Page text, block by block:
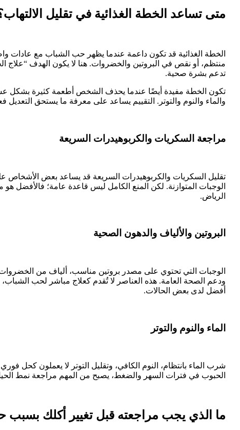
متى تساعد الخطة الغذائية في تقليل
الخطة الغذائية قد تكون داعمة عندما يظهر حب الشباب مع عادات
منتظم، أو نقص في البروتين والخضروات. هنا لا يكون الهدف “علاج
تدعم بشرة صحية.
تكون الخطة مفيدة أيضًا عندما يحذف الشخص أطعمة كثيرة بشكل
والماء والنوم والتوتر. التقييم يساعد على معرفة ما يستحق
مراجعة السكريات والكربوهيدرات السريعة
تقليل السكريات والكربوهيدرات السريعة قد يساعد بعض الأشخاص
الوجبات المتوازنة. لكن المنع الكامل ليس قاعدة عامة؛ فالأفضل هو
الرياض.
البروتين والألياف والدهون الصحية
الوجبات التي تحتوي على مصدر بروتين مناسب، ألياف من
ودعم الصحة العامة. هذه العناصر لا تُقدم كعلاج مباشر لحب
أفضل لدى بعض الحالات.
الماء والنوم والتوتر
شرب الماء بانتظام، النوم الكافي، وتقليل التوتر لا يعملون كحل
الحبوب في فترات السهر والضغط، يصبح من المهم مراجعة نمط
ما الذي يجب مراجعته قبل تغيير أكلك